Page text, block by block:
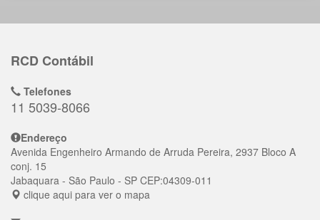
RCD Contábil
Telefones
11 5039-8066
Endereço
Avenida Engenheiro Armando de Arruda Pereira, 2937 Bloco A
conj. 15
Jabaquara - São Paulo - SP CEP:04309-011
clique aqui para ver o mapa